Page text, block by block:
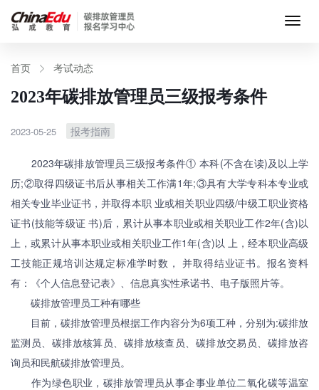
首页
考试动态
资料下载
我要报名
关于我们
首页 考试动态
2023年碳排放管理员三级报考条件
2023-05-25 报考指南
2023年碳排放管理员三级报考条件① 本科(不含在读)及以上学
历;②取得四级证书后从事相关工作满1年;③具有大学专科本专业或
相关专业毕业证书，并取得本职 业或相关职业四级/中级工职业资格
证书(技能等级证 书)后，累计从事本职业或相关职业工作2年(含)以
上，或累计从事本职业或相关职业工作1年(含)以 上，经本职业高级
工技能正规培训达规定标准学时数， 并取得结业证书。报名资料
有：《个人信息登记表》、信息真实性承诺书、电子版照片等。
碳排放管理员工种有哪些
目前，碳排放管理员根据工作内容分为6项工种，分别为:碳排放
监测员、碳排放核算员、碳排放核查员、碳排放交易员、碳排放咨
询员和民航碳排放管理员。
作为绿色职业，碳排放管理员从事企事业单位二氧化碳等温室